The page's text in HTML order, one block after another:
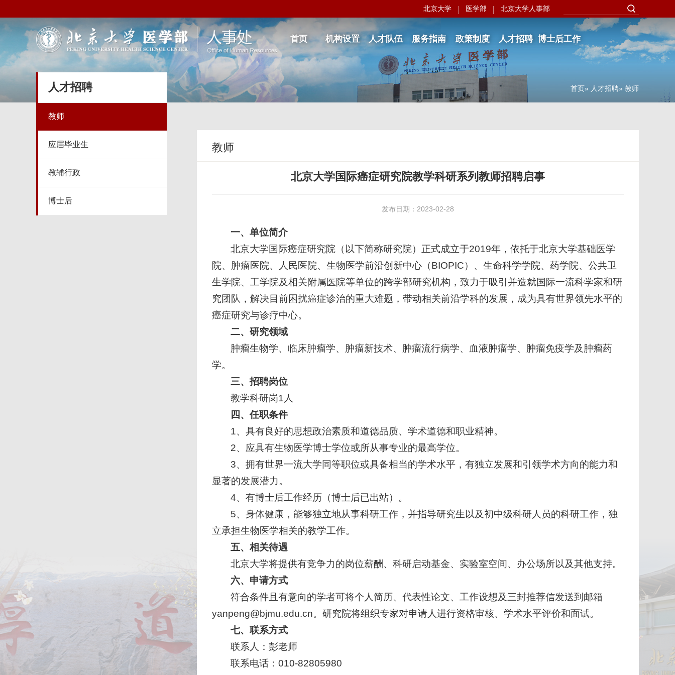
北京大学 医学部 北京大学人事部
首页 机构设置 人才队伍 服务指南 政策制度 人才招聘 博士后工作
首页» 人才招聘» 教师
人才招聘
教师
应届毕业生
教辅行政
博士后
教师
北京大学国际癌症研究院教学科研系列教师招聘启事
发布日期：2023-02-28
一、单位简介
北京大学国际癌症研究院（以下简称研究院）正式成立于2019年，依托于北京大学基础医学
院、肿瘤医院、人民医院、生物医学前沿创新中心（BIOPIC）、生命科学学院、药学院、公共卫
生学院、工学院及相关附属医院等单位的跨学部研究机构，致力于吸引并造就国际一流科学家和研
究团队，解决目前困扰癌症诊治的重大难题，带动相关前沿学科的发展，成为具有世界领先水平的
癌症研究与诊疗中心。
二、研究领域
肿瘤生物学、临床肿瘤学、肿瘤新技术、肿瘤流行病学、血液肿瘤学、肿瘤免疫学及肿瘤药
学。
三、招聘岗位
教学科研岗1人
四、任职条件
1、具有良好的思想政治素质和道德品质、学术道德和职业精神。
2、应具有生物医学博士学位或所从事专业的最高学位。
3、拥有世界一流大学同等职位或具备相当的学术水平，有独立发展和引领学术方向的能力和
显著的发展潜力。
4、有博士后工作经历（博士后已出站）。
5、身体健康，能够独立地从事科研工作，并指导研究生以及初中级科研人员的科研工作，独
立承担生物医学相关的教学工作。
五、相关待遇
北京大学将提供有竞争力的岗位薪酬、科研启动基金、实验室空间、办公场所以及其他支持。
六、申请方式
符合条件且有意向的学者可将个人简历、代表性论文、工作设想及三封推荐信发送到邮箱
yanpeng@bjmu.edu.cn。研究院将组织专家对申请人进行资格审核、学术水平评价和面试。
七、联系方式
联系人：彭老师
联系电话：010-82805980